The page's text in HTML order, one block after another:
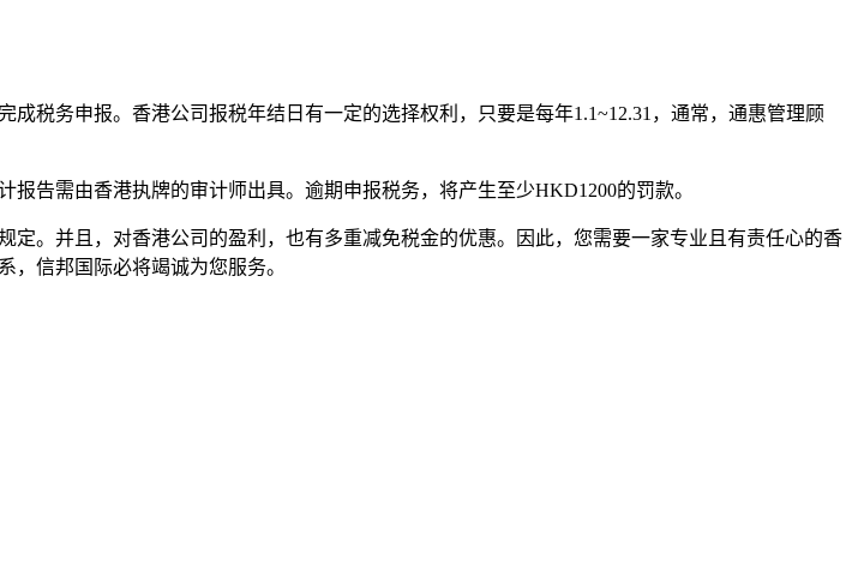
成税务申报。香港公司报税年结日有一定的选择权利，只要是每年1.1~12.31 ，通常，通惠管理顾
报告需由香港执牌的审计师出具。逾期申报税务，将产生至少HKD1200的罚款。
。并且，对香港公司的盈利，也有多重减免税金的优惠。因此，您需要一家专业且有责任心的香
信邦国际必将竭诚为您服务。